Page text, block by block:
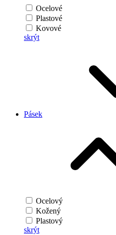
Ocelové
Plastové
Kovové
skrýt
Pásek
Ocelový
Kožený
Plastový
skrýt